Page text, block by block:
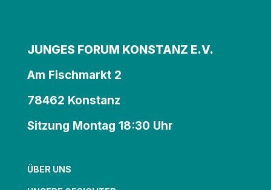
JUNGES FORUM KONSTANZ E.V.
Am Fischmarkt 2
78462 Konstanz
Sitzung Montag 18:30 Uhr
ÜBER UNS